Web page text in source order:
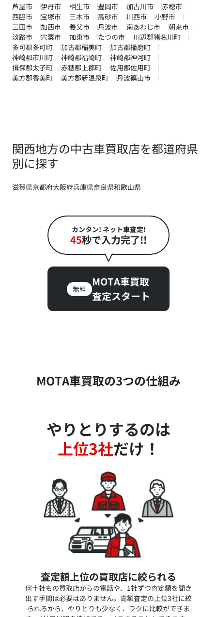
芦屋市
伊丹市 相生市 豊岡市 加古川市
赤穂市
西脇市
宝塚市 三木市 高砂市 川西市
小野市
三田市
加西市 養父市 丹波市 南あわじ市
朝来市
淡路市
宍粟市 加東市 たつの市
川辺郡猪名川町
多可郡多可町
加古郡稲美町
加古郡播磨町
神崎郡市川町
神崎郡福崎町
神崎郡神河町
揖保郡太子町
赤穂郡上郡町
佐用郡佐用町
美方郡香美町
美方郡新温泉町 丹波篠山市
関西地方の中古車買取店を都道府県
別に探す
滋賀県京都府大阪府兵庫県奈良県和歌山県
カンタン! ネット車査定!
45秒で入力完了!!
無料
MOTA車買取
査定スタート
MOTA車買取の3つの仕組み
やりとりするのは
上位3社だけ！
査定額上位の買取店に絞られる
何十社もの買取店からの電話や、1社ずつ査定額を聞き
出す手間は必要はありません。高額査定の上位3社に絞
られるから、やりとりも少なく、ラクに比較ができま